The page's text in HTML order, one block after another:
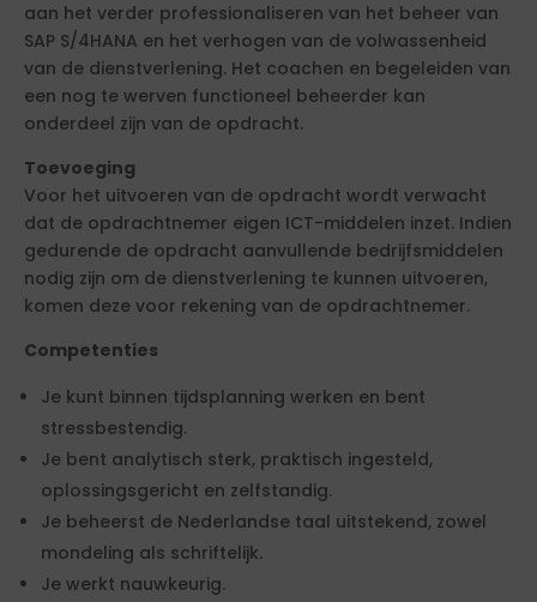
aan het verder professionaliseren van het beheer van
SAP S/4HANA en het verhogen van de volwassenheid
van de dienstverlening. Het coachen en begeleiden van
een nog te werven functioneel beheerder kan
onderdeel zijn van de opdracht.
Toevoeging
Voor het uitvoeren van de opdracht wordt verwacht
dat de opdrachtnemer eigen ICT-middelen inzet. Indien
gedurende de opdracht aanvullende bedrijfsmiddelen
nodig zijn om de dienstverlening te kunnen uitvoeren,
komen deze voor rekening van de opdrachtnemer.
Competenties
Je kunt binnen tijdsplanning werken en bent
stressbestendig.
Je bent analytisch sterk, praktisch ingesteld,
oplossingsgericht en zelfstandig.
Je beheerst de Nederlandse taal uitstekend, zowel
mondeling als schriftelijk.
Je werkt nauwkeurig.